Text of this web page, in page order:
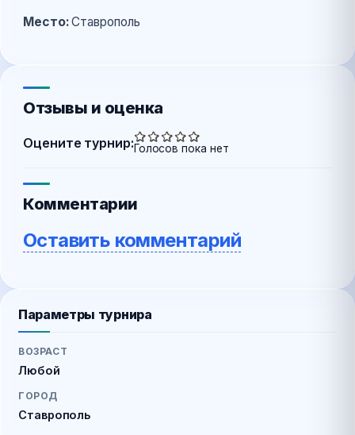
Место:Ставрополь
Отзывы и оценка
Оцените турнир:Голосов пока нет
Комментарии
Оставить комментарий
Параметры турнира
ВОЗРАСТ
Любой
ГОРОД
Ставрополь